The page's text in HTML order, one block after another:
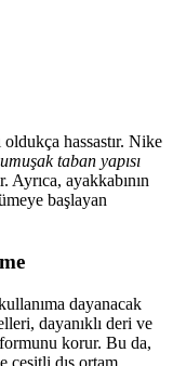
oldukça hassastır. Nike
taban yapısı
Ayrıca, ayakkabının
başlayan
dayanacak
dayanıklı deri ve
korur. Bu da,
çeşitli dış ortam